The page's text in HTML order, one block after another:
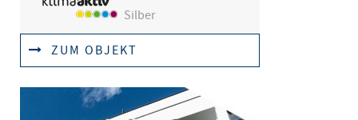
Silber
ZUM OBJEKT